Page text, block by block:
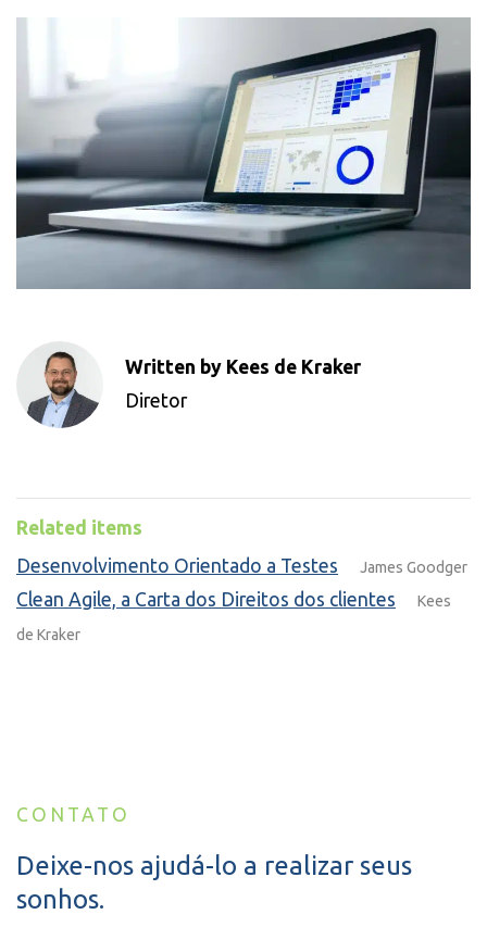
Written by Kees de Kraker
Diretor
Related items
Desenvolvimento Orientado a Testes
James Goodger
Clean Agile, a Carta dos Direitos dos clientes
Kees
de Kraker
CONTATO
Deixe-nos ajudá-lo a realizar seus
sonhos.